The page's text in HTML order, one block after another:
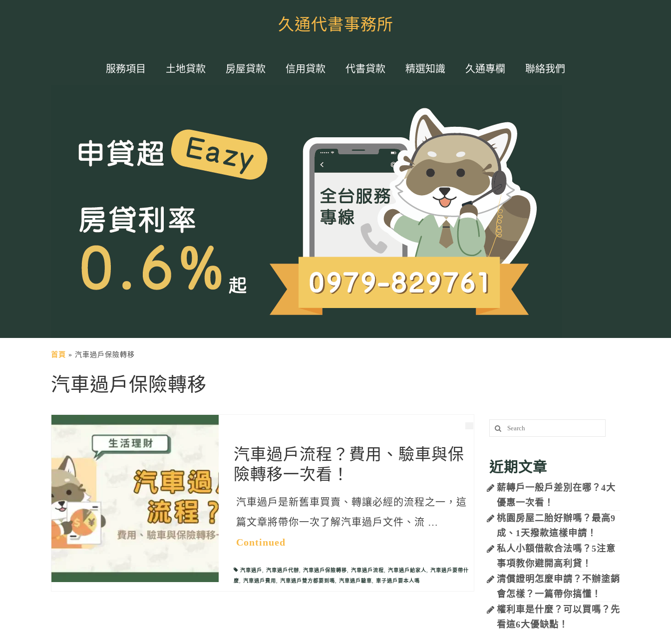
久通代書事務所
服務項目 土地貸款 房屋貸款 信用貸款 代書貸款 精選知識 久通專欄 聯絡我們
首頁 » 汽車過戶保險轉移
汽車過戶保險轉移
汽車過戶流程？費用、驗車與保
險轉移一次看！
汽車過戶是新舊車買賣、轉讓必經的流程之一，這
篇文章將帶你一次了解汽車過戶文件、流 …
Continued
汽車過戶, 汽車過戶代辦, 汽車過戶保險轉移, 汽車過戶流程, 汽車過戶給家人, 汽車過戶要帶什
麼, 汽車過戶費用, 汽車過戶雙方都要到嗎, 汽車過戶驗車, 車子過戶要本人嗎
Search
for:
近期文章
薪轉戶一般戶差別在哪？4大
優惠一次看！
桃園房屋二胎好辦嗎？最高9
成、1天撥款這樣申請！
私人小額借款合法嗎？5注意
事項教你避開高利貸！
清償證明怎麼申請？不辦塗銷
會怎樣？一篇帶你搞懂！
權利車是什麼？可以買嗎？先
看這6大優缺點！